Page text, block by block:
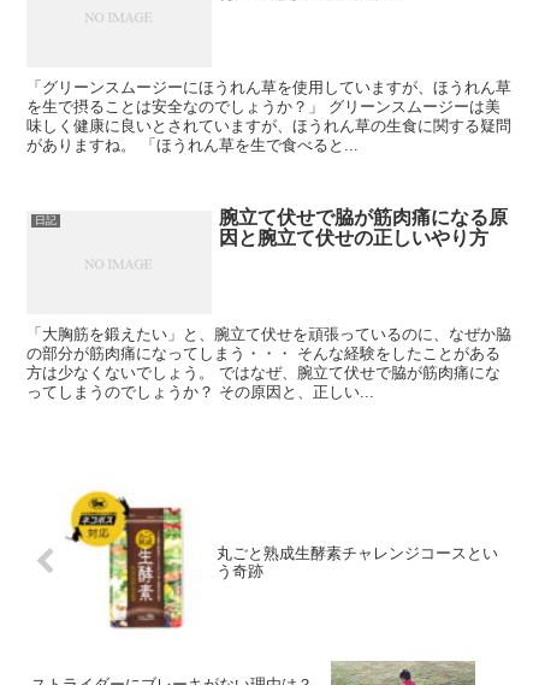
「グリーンスムージーにほうれん草を使用していますが、ほうれん草
を生で摂ることは安全なのでしょうか？」 グリーンスムージーは美
味しく健康に良いとされていますが、ほうれん草の生食に関する疑問
がありますね。 「ほうれん草を生で食べると...
日記
腕立て伏せで脇が筋肉痛になる原
因と腕立て伏せの正しいやり方
「大胸筋を鍛えたい」と、腕立て伏せを頑張っているのに、なぜか脇
の部分が筋肉痛になってしまう・・・ そんな経験をしたことがある
方は少なくないでしょう。 ではなぜ、腕立て伏せで脇が筋肉痛にな
ってしまうのでしょうか？ その原因と、正しい...
丸ごと熟成生酵素チャレンジコースとい
う奇跡